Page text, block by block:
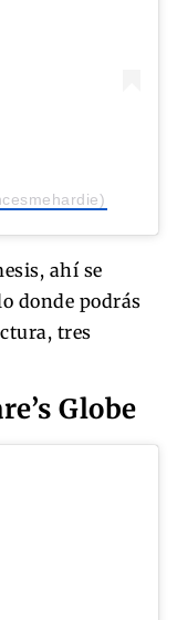
ahí se
donde podrás
tres
Globe